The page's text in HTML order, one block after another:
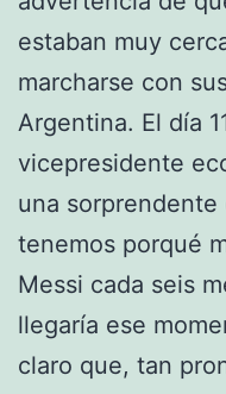
estaban muy
marcharse con
Argentina. El día
vicepresidente
una
tenemos porqué
Messi cada seis
llegaría ese
claro que, tan